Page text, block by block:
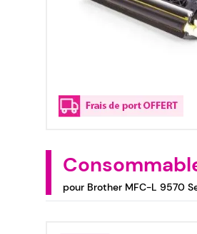
pour Brother MFC-L 9570